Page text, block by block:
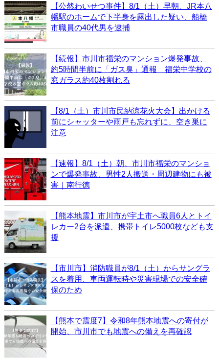
【公然わいせつ事件】8/1（土）早朝、JR本八
幡駅のホームで下半身を露出した疑い、船橋
市職員の40代男を逮捕
【続報】市川市福栄のマンション爆発事故、
約5時間半前に「ガス臭」通報 福栄中学校の
窓ガラス約40枚割れる
【8/1（土）市川市民納涼花火大会】出かける
前にシャッターや雨戸も忘れずに、空き巣に
注意
【速報】8/1（土）朝、市川市福栄のマンショ
ンで爆発事故、男性2人搬送・周辺建物にも被
害｜南行徳
【熊本地震】市川市が宇土市へ職員6人とトイ
レカー2台を派遣、携帯トイレ5000枚なども支
援
【市川市】消防職員が8/1（土）からサングラ
スを着用、車両運転時や災害現場での安全確
保のため
【熊本で震度7】令和8年熊本地震への寄付が
開始、市川市でも地震への備えを再確認